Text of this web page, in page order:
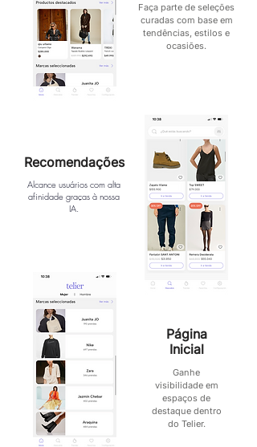
Faça parte de seleções
curadas com base em
tendências, estilos e
ocasiões.
Recomendações
Alcance usuários com alta
afinidade graças à nossa
IA.
Página
Inicial
Ganhe
visibilidade em
espaços de
destaque dentro
do Telier.